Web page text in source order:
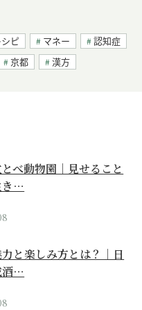
ピ マネー
認知症
京都 漢方
べ動物園｜見せること
き…
と楽しみ方とは？｜日
酒…